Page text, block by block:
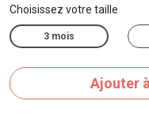
Choisissez votre taille
3 mois
Ajouter